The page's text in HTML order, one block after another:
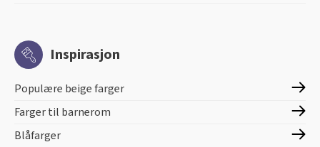
Inspirasjon
Populære beige farger
Farger til barnerom
Blåfarger